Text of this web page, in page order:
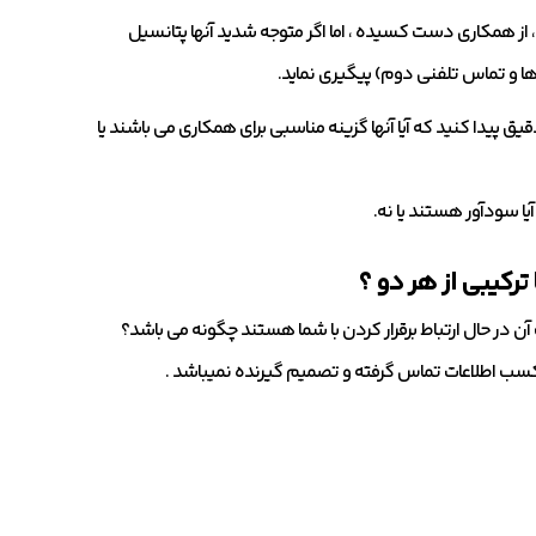
از همکاری دست کسیده ، اما اگر متوجه شدید آنها پتانسیل
و تماس تلفنی دوم) پیگیری نماید.
پیدا کنید که آیا آنها گزینه مناسبی برای همکاری می باشند یا
سودآور هستند یا نه.
از هر دو ؟
در حال ارتباط برقرار کردن با شما هستند چگونه می باشد؟
اطلاعات تماس گرفته و تصمیم گیرنده نمیباشد .